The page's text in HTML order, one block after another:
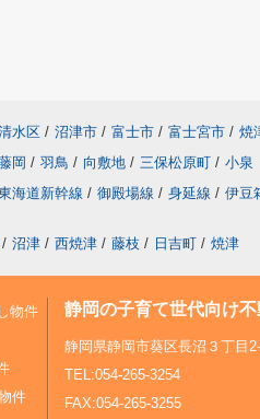
水区 / 沼津市 / 富士市 / 富士宮市 / 焼
岡 / 羽鳥 / 向敷地 / 三保松原町 / 小泉
海道新幹線 / 御殿場線 / 身延線 / 伊豆
/ 沼津 / 西焼津 / 藤枝 / 日吉町 / 焼津
物件
件
静岡の子育て世代向け
静岡県静岡市葵区長沼３丁目
TEL:054-265-3254
FAX:054-265-3255